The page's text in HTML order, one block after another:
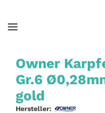
Owner
Gr.6
gold
Hersteller: